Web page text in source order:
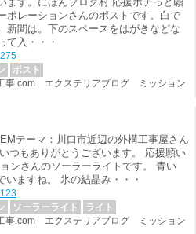
ポレーションさんのポストです。白で
新聞は。下のスペースをはがきなどな
て入・・・
ポスト
事.com エクステリアブログ ミッション
テーマ：川口市近辺の外構工事屋さん
つもありがとうございます。 応援願い
ンさんのソーラーライトです。 青い
いますね。 氷の結晶み・・・
ソーラーライト
ライト
事.com エクステリアブログ ミッション